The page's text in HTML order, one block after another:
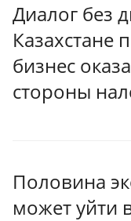
Диалог без
Казахстане
бизнес
стороны
Половина
может уйти